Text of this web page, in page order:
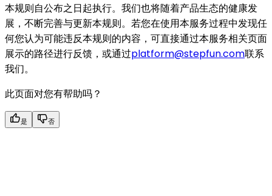
本规则自公布之日起执行。我们也将随着产品生态的健康发
展，不断完善与更新本规则。若您在使用本服务过程中发现任
何您认为可能违反本规则的内容，可直接通过本服务相关页面
展示的路径进行反馈，或通过platform@stepfun.com联系
我们。
此页面对您有帮助吗？
是 否